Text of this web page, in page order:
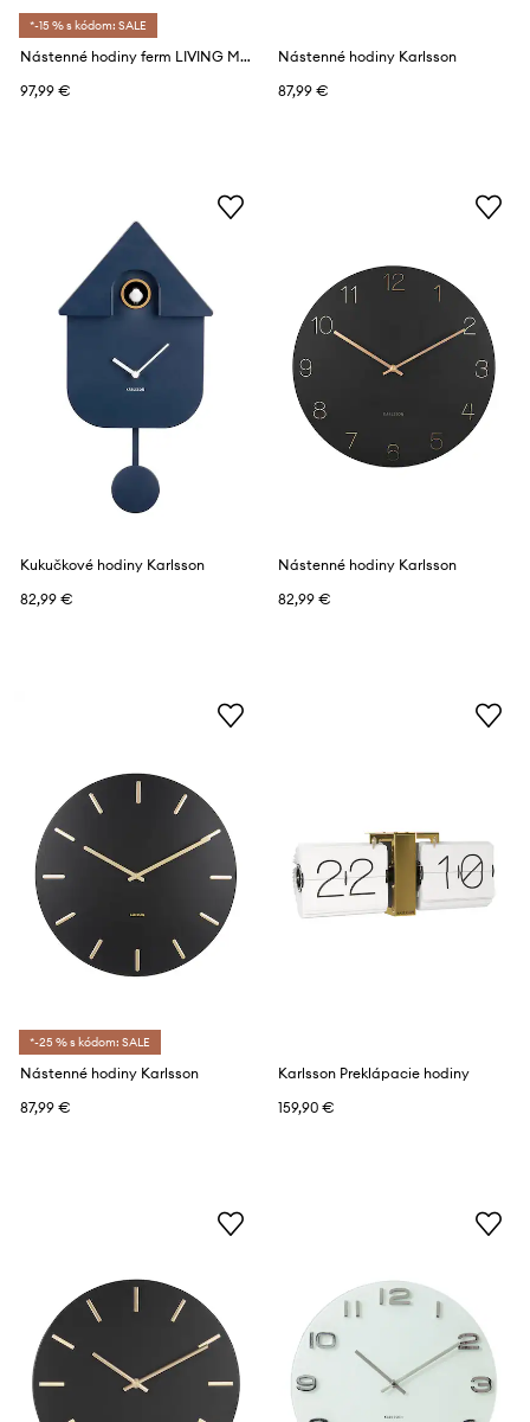
*-15 % s kódom: SALE
Nástenné hodiny ferm LIVING Melt
97,99 €
Nástenné hodiny Karlsson
87,99 €
Kukučkové hodiny Karlsson
82,99 €
Nástenné hodiny Karlsson
82,99 €
*-25 % s kódom: SALE
Nástenné hodiny Karlsson
87,99 €
Karlsson Preklápacie hodiny
159,90 €